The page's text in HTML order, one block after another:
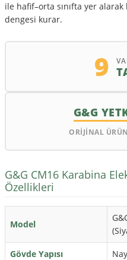
ile hafif–orta sınıfta yer
dengesi kurar.
9
G&G
ORİJİNAL
G&G CM16 Karabina
Özellikleri
Model
Gövde Yapısı